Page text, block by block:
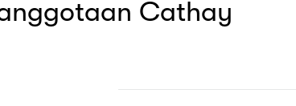
Cathay